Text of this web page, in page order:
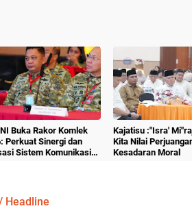
Buka Rakor Komlek
Perkuat Sinergi dan
Sistem Komunikasi
Kajatisu :"Isra'
Kita Nilai
Kesadaran Moral
Headline